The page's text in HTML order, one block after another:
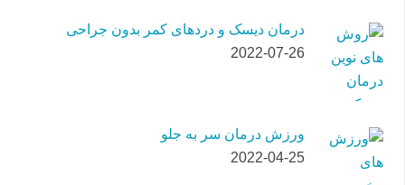
درمان دیسک و دردهای کمر بدون جراحی
2022-07-26
ورزش درمان سر به جلو
2022-04-25